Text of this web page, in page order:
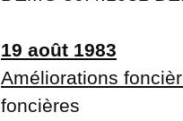
19 août 1983
Améliorations
foncières